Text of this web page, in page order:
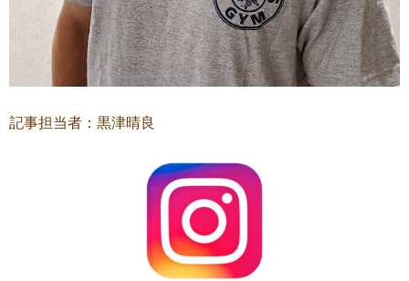
記事担当者：黒津晴良